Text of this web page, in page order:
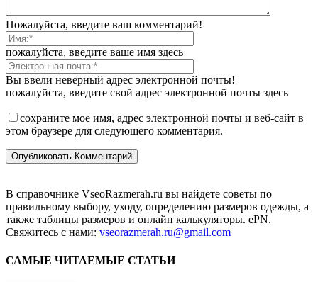
Пожалуйста, введите ваш комментарий!
пожалуйста, введите ваше имя здесь
Вы ввели неверный адрес электронной почты!
пожалуйста, введите свой адрес электронной почты здесь
сохраните мое имя, адрес электронной почты и веб-сайт в
этом браузере для следующего комментария.
В справочнике VseoRazmerah.ru вы найдете советы по
правильному выбору, уходу, определению размеров одежды, а
также таблицы размеров и онлайн калькуляторы. ePN.
Свяжитесь с нами: vseorazmerah.ru@gmail.com
САМЫЕ ЧИТАЕМЫЕ СТАТЬИ